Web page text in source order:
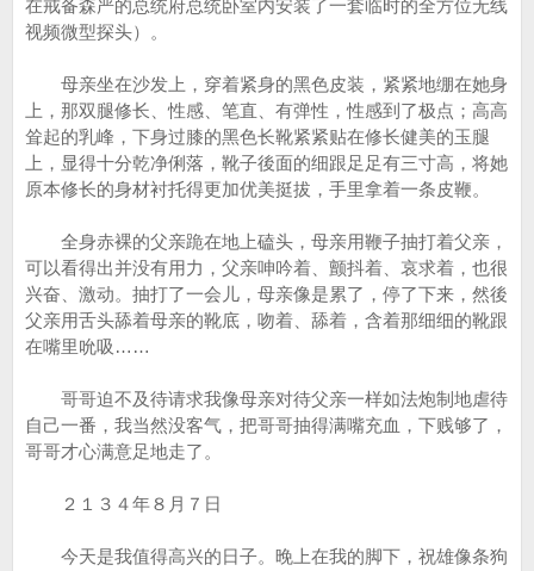
在戒备森严的总统府总统卧室内安装了一套临时的全方位无线
视频微型探头）。
母亲坐在沙发上，穿着紧身的黑色皮装，紧紧地绷在她身
上，那双腿修长、性感、笔直、有弹性，性感到了极点；高高
耸起的乳峰，下身过膝的黑色长靴紧紧贴在修长健美的玉腿
上，显得十分乾净俐落，靴子後面的细跟足足有三寸高，将她
原本修长的身材衬托得更加优美挺拔，手里拿着一条皮鞭。
全身赤裸的父亲跪在地上磕头，母亲用鞭子抽打着父亲，
可以看得出并没有用力，父亲呻吟着、颤抖着、哀求着，也很
兴奋、激动。抽打了一会儿，母亲像是累了，停了下来，然後
父亲用舌头舔着母亲的靴底，吻着、舔着，含着那细细的靴跟
在嘴里吮吸……
哥哥迫不及待请求我像母亲对待父亲一样如法炮制地虐待
自己一番，我当然没客气，把哥哥抽得满嘴充血，下贱够了，
哥哥才心满意足地走了。
２１３４年８月７日
今天是我值得高兴的日子。晚上在我的脚下，祝雄像条狗